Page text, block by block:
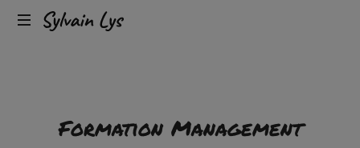
Sylvain
Expérience
client
Formation Management